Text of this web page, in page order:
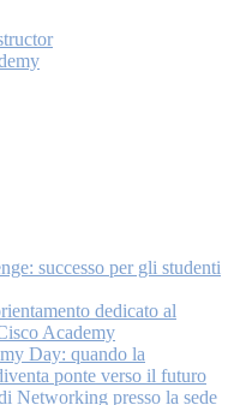
successo per gli studenti
dedicato al
Academy
Day: quando la
ponte verso il futuro
Networking presso la sede